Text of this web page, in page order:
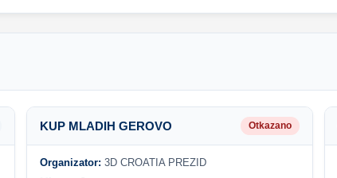
KUP MLADIH GEROVO Otkazano
Organizator: 3D CROATIA PREZID